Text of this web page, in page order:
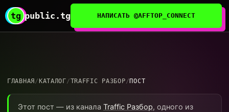
tg public.tg НАПИСАТЬ @AFFTOP_CONNECT
ГЛАВНАЯ / КАТАЛОГ/TRAFFIC РАЗБОР/ ПОСТ
Этот пост — из канала Traffic Разбор, одного из